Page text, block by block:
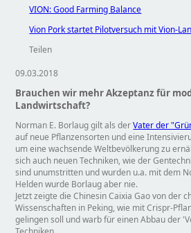
VION: Good Farming Balance
Vion Pork startet Pilotversuch mit Vion-
Teilen
09.03.2018
Brauchen wir mehr Akzeptanz für
Landwirtschaft?
Norman E. Borlaug gilt als derVater der
auf neue Pflanzensorten und eine
um eine wachsende Weltbevölkerung zu
sich auch neuen Techniken, wie der
sind unumstritten und wurden u.a. mit dem
Helden wurde Borlaug aber nie.
Jetzt zeigte die Chinesin Caixia Gao von der
Wissenschaften in Peking, wie mit Crispr-
gelingen soll und warb für einen Abbau der